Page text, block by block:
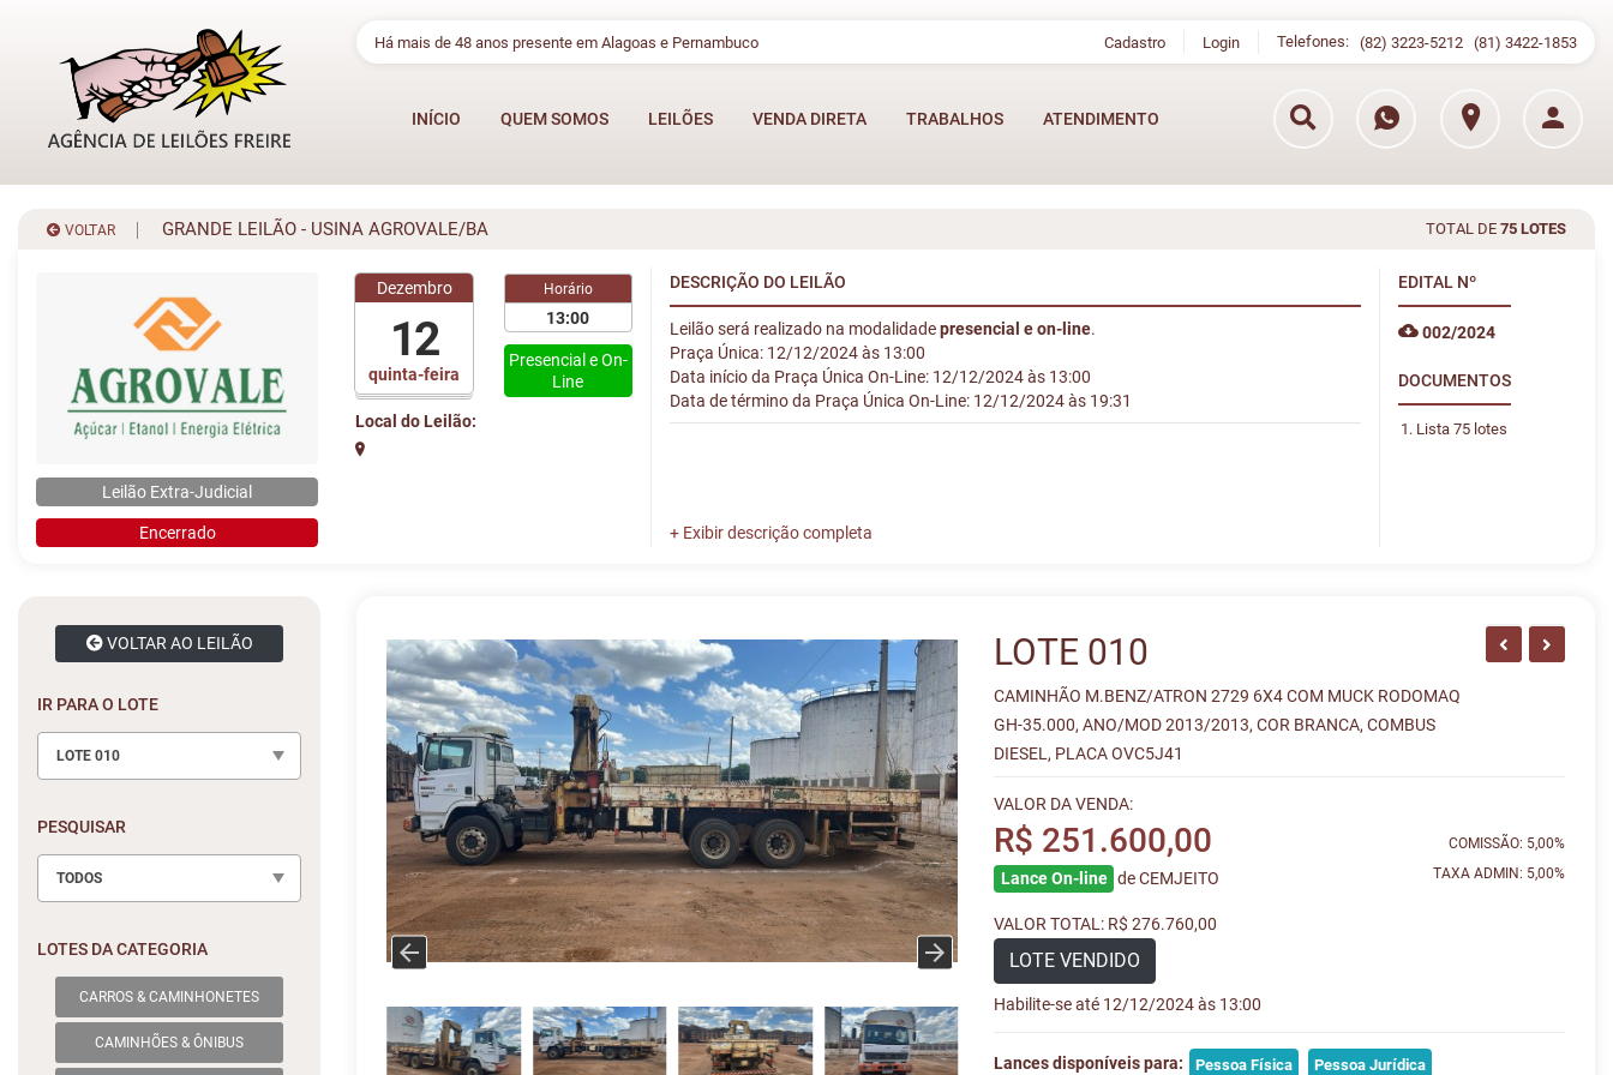
Há mais de 48 anos presente em Alagoas e Pernambuco Cadastro Login Telefones: (82) 3223-5212 (81) 3422-1853
INÍCIO QUEM SOMOS LEILÕES VENDA DIRETA TRABALHOS ATENDIMENTO
VOLTAR GRANDE LEILÃO - USINA AGROVALE/BA TOTAL DE 75 LOTES
Leilão Extra-Judicial
Encerrado
quinta-feira
Dezembro
12
Horário
13:00
Presencial e On-
Line
Local do Leilão:
DESCRIÇÃO DO LEILÃO
Leilão será realizado na modalidadepresencial e on-line.
Praça Única: 12/12/2024 às 13:00
Data início da Praça Única On-Line: 12/12/2024 às 13:00
Data de término da Praça Única On-Line: 12/12/2024 às 19:31
EDITAL Nº
002/2024
DOCUMENTOS
Lista 75 lotes
VOLTAR AO LEILÃO
IR PARA O LOTE
LOTE 010
PESQUISAR
TODOS
LOTES DA CATEGORIA
CARROS & CAMINHONETES
CAMINHÕES & ÔNIBUS
LOTE 010
CAMINHÃO M.BENZ/ATRON 2729 6X4 COM MUCK RODOMAQ
GH-35.000, ANO/MOD 2013/2013, COR BRANCA, COMBUS
DIESEL, PLACA OVC5J41
VALOR DA VENDA:
R$ 251.600,00
Lance On-line de CEMJEITO
VALOR TOTAL: R$ 276.760,00
LOTE VENDIDO
Habilite-se até 12/12/2024 às 13:00
COMISSÃO: 5,00%
TAXA ADMIN: 5,00%
Lances disponíveis para: Pessoa Física Pessoa Jurídica